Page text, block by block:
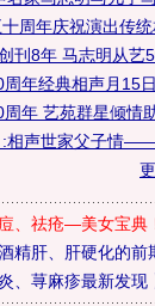
周年庆祝演出传
刊8年 马志明从艺
年经典相声月15
年 艺苑群星倾情
:相声世家父子情
、祛疮—美女宝典
精肝、肝硬化的前
、荨麻疹最新发现